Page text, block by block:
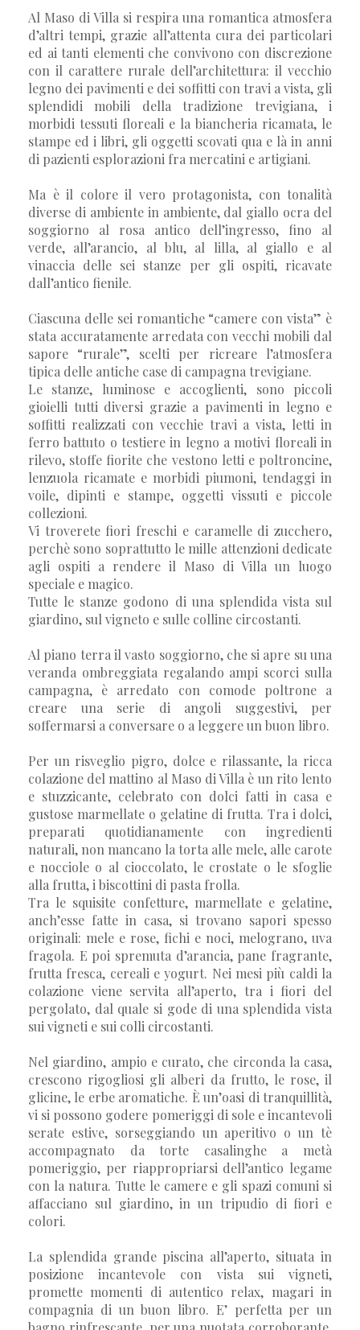
Al Maso di Villa si respira una romantica atmosfera
d’altri tempi, grazie all’attenta cura dei particolari
ed ai tanti elementi che convivono con discrezione
con il carattere rurale dell’architettura: il vecchio
legno dei pavimenti e dei soffitti con travi a vista, gli
splendidi mobili della tradizione trevigiana, i
morbidi tessuti floreali e la biancheria ricamata, le
stampe ed i libri, gli oggetti scovati qua e là in anni
di pazienti esplorazioni fra mercatini e artigiani.
Ma è il colore il vero protagonista, con tonalità
diverse di ambiente in ambiente, dal giallo ocra del
soggiorno al rosa antico dell’ingresso, fino al
verde, all’arancio, al blu, al lilla, al giallo e al
vinaccia delle sei stanze per gli ospiti, ricavate
dall’antico fienile.
Ciascuna delle sei romantiche “camere con vista” è
stata accuratamente arredata con vecchi mobili dal
sapore “rurale”, scelti per ricreare l’atmosfera
tipica delle antiche case di campagna trevigiane.
Le stanze, luminose e accoglienti, sono piccoli
gioielli tutti diversi grazie a pavimenti in legno e
soffitti realizzati con vecchie travi a vista, letti in
ferro battuto o testiere in legno a motivi floreali in
rilevo, stoffe fiorite che vestono letti e poltroncine,
lenzuola ricamate e morbidi piumoni, tendaggi in
voile, dipinti e stampe, oggetti vissuti e piccole
collezioni.
Vi troverete fiori freschi e caramelle di zucchero,
perchè sono soprattutto le mille attenzioni dedicate
agli ospiti a rendere il Maso di Villa un luogo
speciale e magico.
Tutte le stanze godono di una splendida vista sul
giardino, sul vigneto e sulle colline circostanti.
Al piano terra il vasto soggiorno, che si apre su una
veranda ombreggiata regalando ampi scorci sulla
campagna, è arredato con comode poltrone a
creare una serie di angoli suggestivi, per
soffermarsi a conversare o a leggere un buon libro.
Per un risveglio pigro, dolce e rilassante, la ricca
colazione del mattino al Maso di Villa è un rito lento
e stuzzicante, celebrato con dolci fatti in casa e
gustose marmellate o gelatine di frutta. Tra i dolci,
preparati quotidianamente con ingredienti
naturali, non mancano la torta alle mele, alle carote
e nocciole o al cioccolato, le crostate o le sfoglie
alla frutta, i biscottini di pasta frolla.
Tra le squisite confetture, marmellate e gelatine,
anch’esse fatte in casa, si trovano sapori spesso
originali: mele e rose, fichi e noci, melograno, uva
fragola. E poi spremuta d’arancia, pane fragrante,
frutta fresca, cereali e yogurt. Nei mesi più caldi la
colazione viene servita all’aperto, tra i fiori del
pergolato, dal quale si gode di una splendida vista
sui vigneti e sui colli circostanti.
Nel giardino, ampio e curato, che circonda la casa,
crescono rigogliosi gli alberi da frutto, le rose, il
glicine, le erbe aromatiche. È un’oasi di tranquillità,
vi si possono godere pomeriggi di sole e incantevoli
serate estive, sorseggiando un aperitivo o un tè
accompagnato da torte casalinghe a metà
pomeriggio, per riappropriarsi dell’antico legame
con la natura. Tutte le camere e gli spazi comuni si
affacciano sul giardino, in un tripudio di fiori e
colori.
La splendida grande piscina all’aperto, situata in
posizione incantevole con vista sui vigneti,
promette momenti di autentico relax, magari in
compagnia di un buon libro. E’ perfetta per un